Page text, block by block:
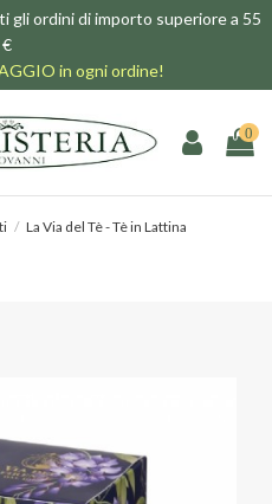
ordini di importo superiore a 55
€
in ogni ordine!
0
La Via del Tè - Tè in Lattina